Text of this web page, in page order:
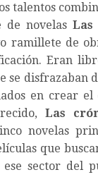
talentos
de novelas Las
ramillete de
Eran
disfrazaban
en crear
Las
novelas
que
sector del